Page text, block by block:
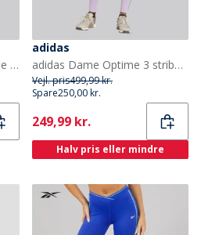
Puma Dame Træn Høj Talje Trænings Tights Leggings Aubergine
adidas
adidas Dame Optime 3 striber leggings Powder Plum
Vejl. pris499,99 kr.
Spare250,00 kr.
Current
249,99 kr.
Halv pris eller mindre